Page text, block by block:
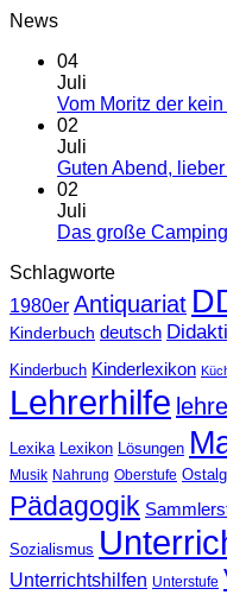
News
04
Juli
Vom Moritz der
02
Juli
Guten Abend,
02
Juli
Das große
Schlagworte
1980er Antiquariat
Kinderbuch deutsch
Kinderbuch Kinderlexikon
Lehrerhilfe
Lexika Lexikon Lösungen
Musik Nahrung Oberstufe
Pädagogik
Sozialismus
Unterrichtshilfen Unterstufe